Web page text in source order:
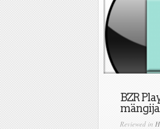
BZR
mängija
Reviewed in